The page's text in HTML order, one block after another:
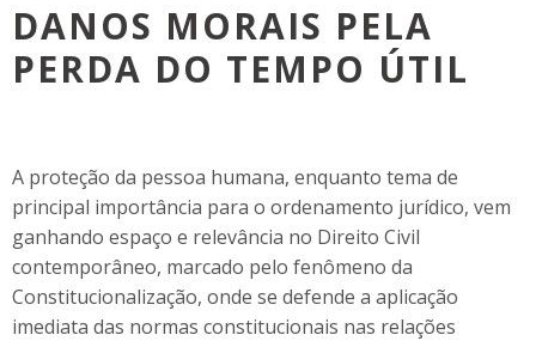
DANOS MORAIS PELA
PERDA DO TEMPO ÚTIL
A proteção da pessoa humana, enquanto tema de
principal importância para o ordenamento jurídico, vem
ganhando espaço e relevância no Direito Civil
contemporâneo, marcado pelo fenômeno da
Constitucionalização, onde se defende a aplicação
imediata das normas constitucionais nas relações